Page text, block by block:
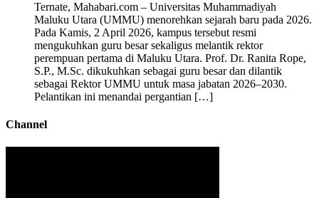
Ternate, Mahabari.com – Universitas Muhammadiyah
Maluku Utara (UMMU) menorehkan sejarah baru pada 2026.
Pada Kamis, 2 April 2026, kampus tersebut resmi
mengukuhkan guru besar sekaligus melantik rektor
perempuan pertama di Maluku Utara. Prof. Dr. Ranita Rope,
S.P., M.Sc. dikukuhkan sebagai guru besar dan dilantik
sebagai Rektor UMMU untuk masa jabatan 2026–2030.
Pelantikan ini menandai pergantian […]
Channel